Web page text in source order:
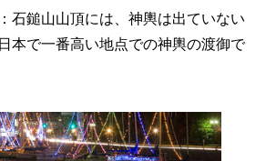
石鎚山山頂には、神輿は出ていない
本で一番高い地点での神輿の渡御で